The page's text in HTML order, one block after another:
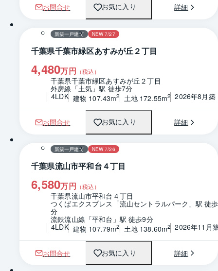
お問合せ お気に入り 詳細
1 / 0 間取り
新築一戸建て NEW 7/27
千葉県千葉市緑区あすみが丘２丁目
4,480万円 （税込）
千葉県千葉市緑区あすみが丘２丁目
外房線「土気」駅 徒歩7分
4LDK 建物 107.43m2 土地 172.55m2 2026年8月築
お問合せ お気に入り 詳細
1 / 0 間取り
新築一戸建て NEW 7/26
千葉県流山市平和台４丁目
6,580万円 （税込）
千葉県流山市平和台４丁目
つくばエクスプレス「流山セントラルパーク」駅 徒
分
流鉄流山線「平和台」駅 徒歩9分
4LDK 建物 107.79m2 土地 138.60m2 2026年11月
お問合せ お気に入り 詳細
1 / 0 間取り